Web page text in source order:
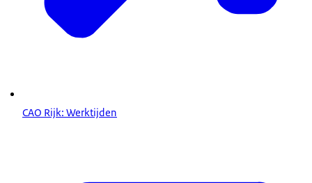
CAO Rijk: Werktijden